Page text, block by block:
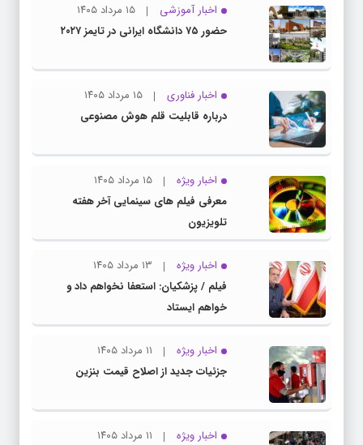
اخبار آموزشی
۱۵ مرداد ۱۴۰۵
حضور ۷۵ دانشگاه ایرانی در تایمز ۲۰۲۷
اخبار فناوری
۱۵ مرداد ۱۴۰۵
درباره قابلیت قلم هوش مصنوعی
اخبار ویژه
۱۵ مرداد ۱۴۰۵
معرفی فیلم های سینمایی آخر هفته
تلویزیون
اخبار ویژه
۱۳ مرداد ۱۴۰۵
فیلم / پزشکیان: استعفا نخواهم داد و
خواهم ایستاد
اخبار ویژه
۱۱ مرداد ۱۴۰۵
جزئیات جدید از اصلاح قیمت بنزین
اخبار ویژه
۱۱ مرداد ۱۴۰۵